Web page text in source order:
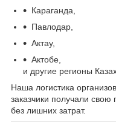
Караганда,
Павлодар,
Актау,
Актобе,
и другие регионы
Наша логистика
заказчики получали
без лишних затрат.